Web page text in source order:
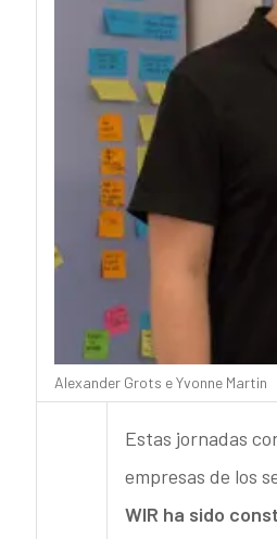
Alexander Grots e Yvonne Martin
Estas jornadas
empresas de los
WIR ha sido